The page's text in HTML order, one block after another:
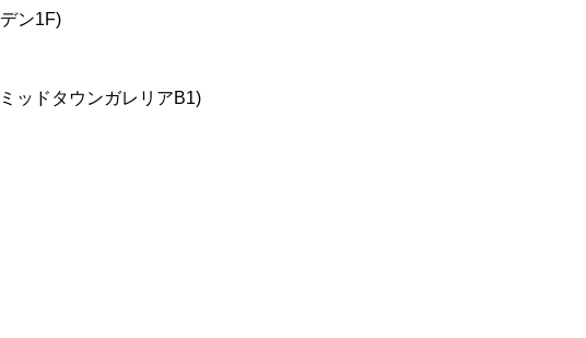
ン1F)
ッドタウンガレリアB1)